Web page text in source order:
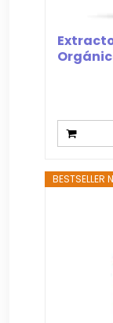
BESTSELLER